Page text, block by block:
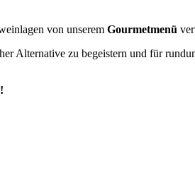
von unserem Gourmetmenü
Alternative zu begeistern und für